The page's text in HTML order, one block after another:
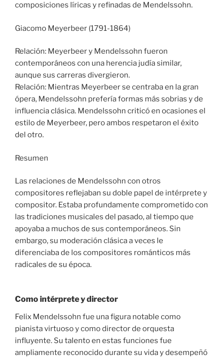
composiciones líricas y refinadas de Mendelssohn.
Giacomo Meyerbeer (1791-1864)
Relación: Meyerbeer y Mendelssohn fueron
contemporáneos con una herencia judía similar,
aunque sus carreras divergieron.
Relación: Mientras Meyerbeer se centraba en la gran
ópera, Mendelssohn prefería formas más sobrias y de
influencia clásica. Mendelssohn criticó en ocasiones el
estilo de Meyerbeer, pero ambos respetaron el éxito
del otro.
Resumen
Las relaciones de Mendelssohn con otros
compositores reflejaban su doble papel de intérprete y
compositor. Estaba profundamente comprometido con
las tradiciones musicales del pasado, al tiempo que
apoyaba a muchos de sus contemporáneos. Sin
embargo, su moderación clásica a veces le
diferenciaba de los compositores románticos más
radicales de su época.
Como intérprete y director
Felix Mendelssohn fue una figura notable como
pianista virtuoso y como director de orquesta
influyente. Su talento en estas funciones fue
ampliamente reconocido durante su vida y desempeñó